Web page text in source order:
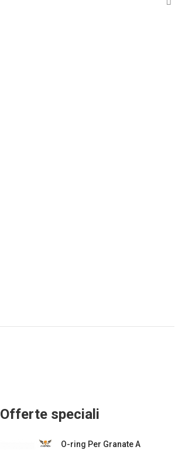
Offerte speciali
O-ring Per Granate A